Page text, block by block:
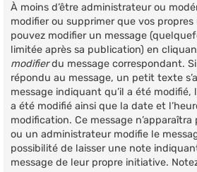
À moins d’être administrateur ou
modifier ou supprimer que vos propres
pouvez modifier un message
limitée après sa publication) en
modifierdu message correspondant.
répondu au message, un petit texte
message indiquant qu’il a été modifié,
a été modifié ainsi que la date et
modification. Ce message
ou un administrateur modifie le
possibilité de laisser une note
message de leur propre initiative.